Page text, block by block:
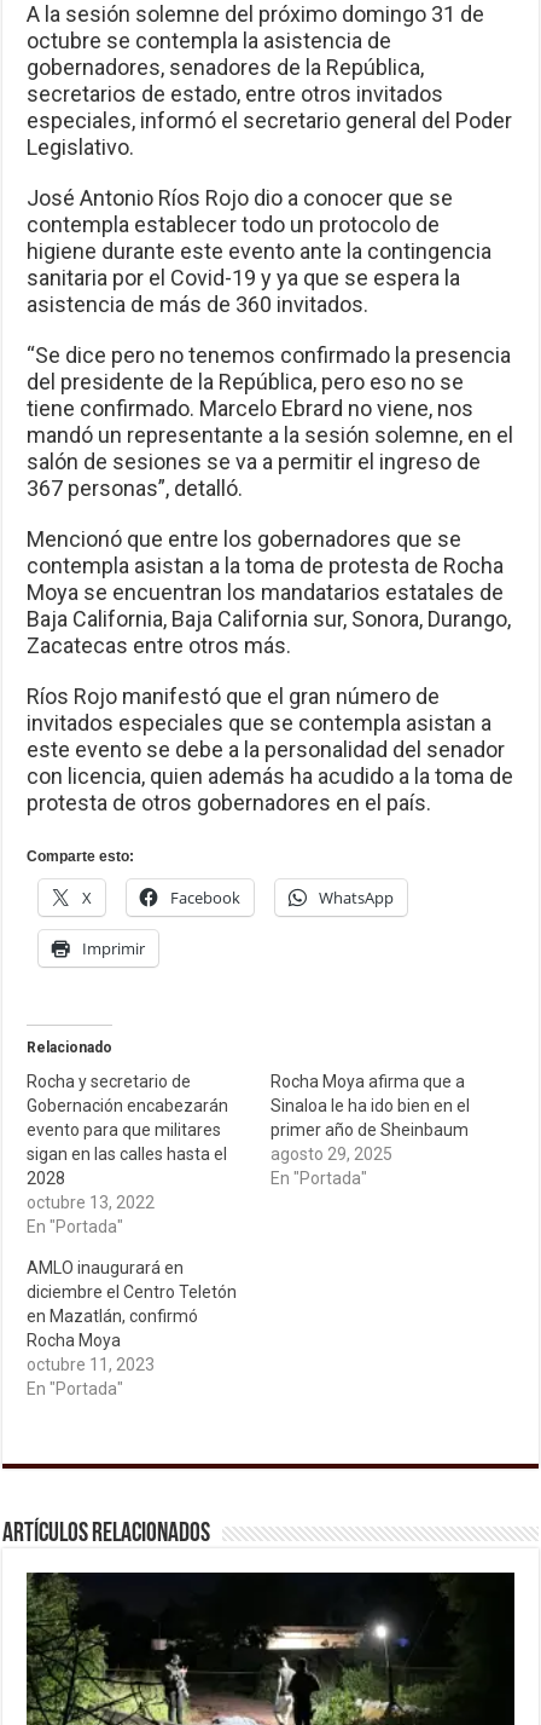
A la sesión solemne del próximo domingo 31 de
octubre se contempla la asistencia de
gobernadores, senadores de la República,
secretarios de estado, entre otros invitados
especiales, informó el secretario general del Poder
Legislativo.
José Antonio Ríos Rojo dio a conocer que se
contempla establecer todo un protocolo de
higiene durante este evento ante la contingencia
sanitaria por el Covid-19 y ya que se espera la
asistencia de más de 360 invitados.
“Se dice pero no tenemos confirmado la presencia
del presidente de la República, pero eso no se
tiene confirmado. Marcelo Ebrard no viene, nos
mandó un representante a la sesión solemne, en el
salón de sesiones se va a permitir el ingreso de
367 personas”, detalló.
Mencionó que entre los gobernadores que se
contempla asistan a la toma de protesta de Rocha
Moya se encuentran los mandatarios estatales de
Baja California, Baja California sur, Sonora, Durango,
Zacatecas entre otros más.
Ríos Rojo manifestó que el gran número de
invitados especiales que se contempla asistan a
este evento se debe a la personalidad del senador
con licencia, quien además ha acudido a la toma de
protesta de otros gobernadores en el país.
Comparte esto:
X Facebook WhatsApp
Imprimir
Relacionado
Rocha y secretario de
Gobernación encabezarán
evento para que militares
sigan en las calles hasta el
2028
octubre 13, 2022
En "Portada"
Rocha Moya afirma que a
Sinaloa le ha ido bien en el
primer año de Sheinbaum
agosto 29, 2025
En "Portada"
AMLO inaugurará en
diciembre el Centro Teletón
en Mazatlán, confirmó
Rocha Moya
octubre 11, 2023
En "Portada"
Artículos relacionados